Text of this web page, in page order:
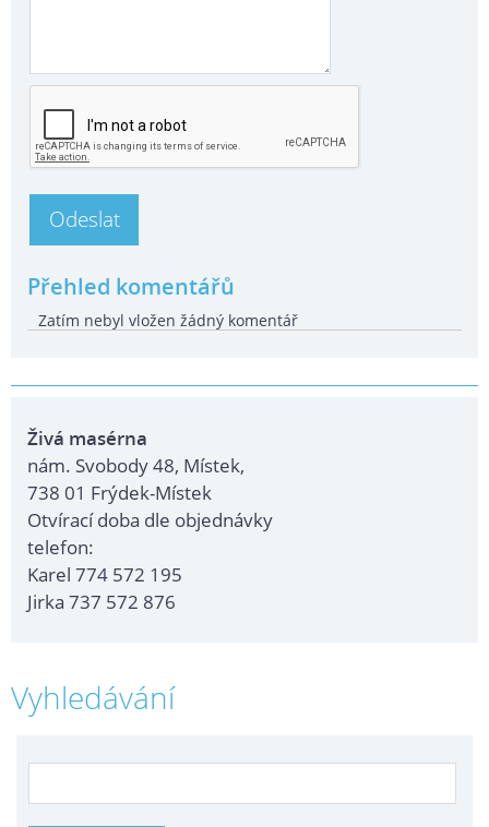
Přehled komentářů
Zatím nebyl vložen žádný komentář
Živá masérna
nám. Svobody 48, Místek,
738 01 Frýdek-Místek
Otvírací doba dle objednávky
telefon:
Karel 774 572 195
Jirka 737 572 876
Vyhledávání